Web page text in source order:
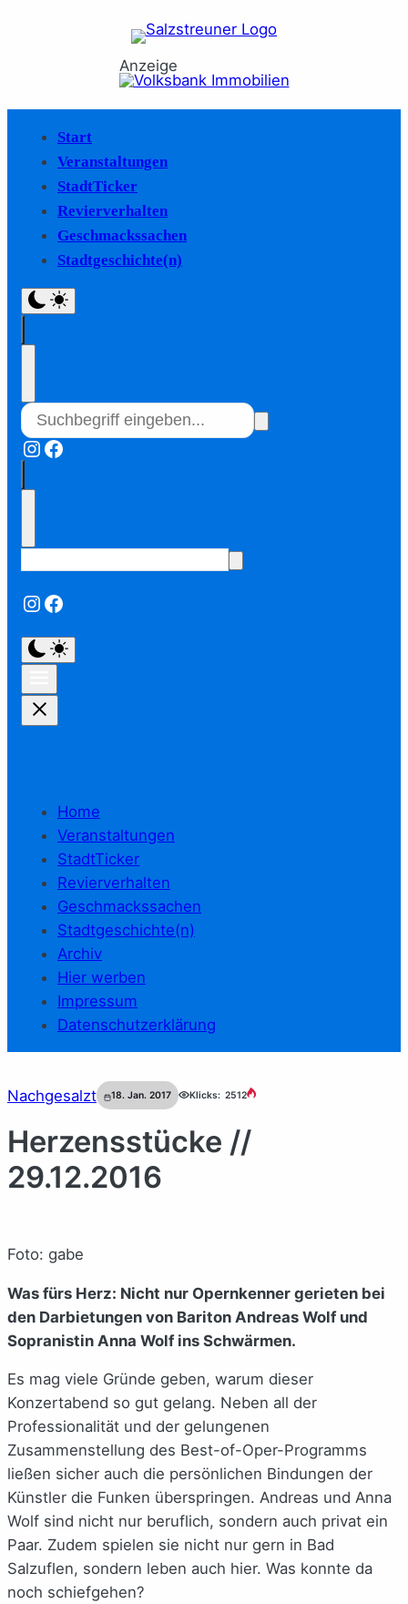
Anzeige
Start
Veranstaltungen
StadtTicker
Revierverhalten
Geschmackssachen
Stadtgeschichte(n)
Instagram
Facebook
Instagram
Facebook
Home
Veranstaltungen
StadtTicker
Revierverhalten
Geschmackssachen
Stadtgeschichte(n)
Archiv
Hier werben
Impressum
Datenschutzerklärung
Nachgesalzt 18. Jan. 2017 Klicks: 2512
Herzensstücke //
29.12.2016
Foto: gabe
Was fürs Herz: Nicht nur Opernkenner gerieten bei
den Darbietungen von Bariton Andreas Wolf und
Sopranistin Anna Wolf ins Schwärmen.
Es mag viele Gründe geben, warum dieser
Konzertabend so gut gelang. Neben all der
Professionalität und der gelungenen
Zusammenstellung des Best-of-Oper-Programms
ließen sicher auch die persönlichen Bindungen der
Künstler die Funken überspringen. Andreas und Anna
Wolf sind nicht nur beruflich, sondern auch privat ein
Paar. Zudem spielen sie nicht nur gern in Bad
Salzuflen, sondern leben auch hier. Was konnte da
noch schiefgehen?